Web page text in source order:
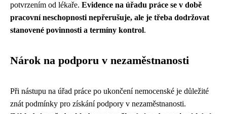
potvrzením od lékaře. Evidence na úřadu práce se v době
pracovní neschopnosti nepřerušuje, ale je třeba dodržovat
stanovené povinnosti a termíny kontrol.
Nárok na podporu v nezaměstnanosti
Při nástupu na úřad práce po ukončení nemocenské je důležité
znát podmínky pro získání podpory v nezaměstnanosti.